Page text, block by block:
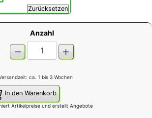
Anzahl
ca. 1 bis 3 Wochen
In den Warenkorb
Artikelpreise und erstellt Angebote